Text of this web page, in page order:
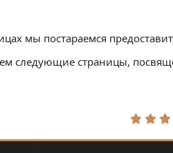
мы постараемся
следующие страницы,